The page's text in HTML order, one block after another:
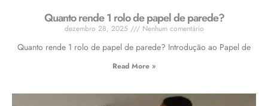
Quanto rende 1 rolo de papel de parede?
dezembro 28, 2025 Nenhum comentário
Quanto rende 1 rolo de papel de parede? Introdução ao Papel de
Read More »